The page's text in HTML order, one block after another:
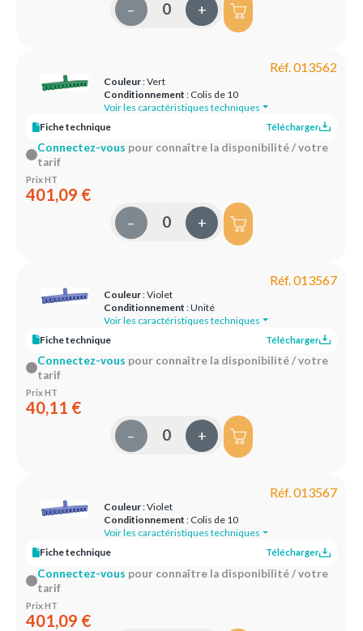
– +
Réf. 013562
Couleur: Vert
Conditionnement : Colis de 10
Voir les caractéristiques techniques
Fiche technique
Télécharger
Connectez-vous pour connaître la disponibilité / votre
tarif
Prix HT
401,09 €
– +
Réf. 013567
Couleur: Violet
Conditionnement : Unité
Voir les caractéristiques techniques
Fiche technique
Télécharger
Connectez-vous pour connaître la disponibilité / votre
tarif
Prix HT
40,11 €
– +
Réf. 013567
Couleur: Violet
Conditionnement : Colis de 10
Voir les caractéristiques techniques
Fiche technique
Télécharger
Connectez-vous pour connaître la disponibilité / votre
tarif
Prix HT
401,09 €